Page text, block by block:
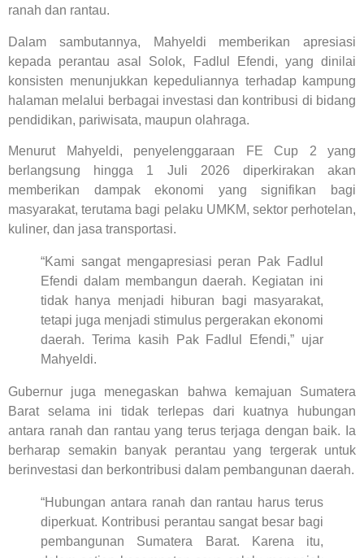
ranah dan rantau.
Dalam sambutannya, Mahyeldi memberikan apresiasi
kepada perantau asal Solok, Fadlul Efendi, yang dinilai
konsisten menunjukkan kepeduliannya terhadap kampung
halaman melalui berbagai investasi dan kontribusi di bidang
pendidikan, pariwisata, maupun olahraga.
Menurut Mahyeldi, penyelenggaraan FE Cup 2 yang
berlangsung hingga 1 Juli 2026 diperkirakan akan
memberikan dampak ekonomi yang signifikan bagi
masyarakat, terutama bagi pelaku UMKM, sektor perhotelan,
kuliner, dan jasa transportasi.
“Kami sangat mengapresiasi peran Pak Fadlul
Efendi dalam membangun daerah. Kegiatan ini
tidak hanya menjadi hiburan bagi masyarakat,
tetapi juga menjadi stimulus pergerakan ekonomi
daerah. Terima kasih Pak Fadlul Efendi,” ujar
Mahyeldi.
Gubernur juga menegaskan bahwa kemajuan Sumatera
Barat selama ini tidak terlepas dari kuatnya hubungan
antara ranah dan rantau yang terus terjaga dengan baik. Ia
berharap semakin banyak perantau yang tergerak untuk
berinvestasi dan berkontribusi dalam pembangunan daerah.
“Hubungan antara ranah dan rantau harus terus
diperkuat. Kontribusi perantau sangat besar bagi
pembangunan Sumatera Barat. Karena itu,